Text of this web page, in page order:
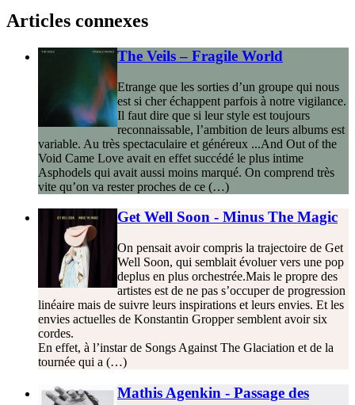
Articles connexes
The Veils – Fragile World
Etrange que les sorties d’un groupe qui nous
est si cher échappent parfois à notre vigilance.
Il faut dire que si leur style est toujours
reconnaissable, l’ambition de leurs albums est
variable. Au très spectaculaire et généreux ...And Out of the
Void Came Love avait en effet succédé le plus intime
Asphodels qui avait aussi moins marqué. On comprend très
vite qu’on va rester proches de ce (…)
Get Well Soon - Minus The Magic
On pensait avoir compris la trajectoire de Get
Well Soon, qui semblait évoluer vers une pop
deplus en plus orchestrée.Mais le propre des
artistes est de ne pas s’occuper de progression
linéaire mais de suivre leurs inspirations et leurs envies. Et les
envies actuelles de Konstantin Gropper semblent avoir six
cordes.
En effet, à l’instar de Songs Against The Glaciation et de la
tournée qui a (…)
Mathis Agenkin - Passage des